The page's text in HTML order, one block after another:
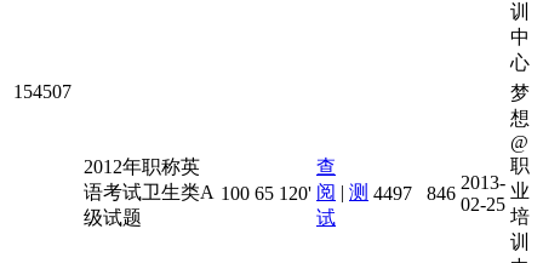
训
中
心
154507
2012年职称英
语考试卫生类A
级试题
100 65 120'
查
阅 | 测
试
4497 846
2013-
02-25
梦
想
@
职
业
培
训